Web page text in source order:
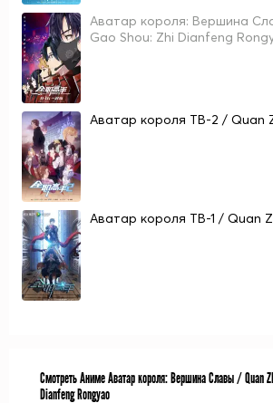
Аватар короля: Вершина
Gao Shou: Zhi Dianfeng
Аватар короля ТВ-2 / Quan
Аватар короля ТВ-1 / Quan
Смотреть Аниме Аватар короля: Вершина Славы / Quan
Dianfeng Rongyao